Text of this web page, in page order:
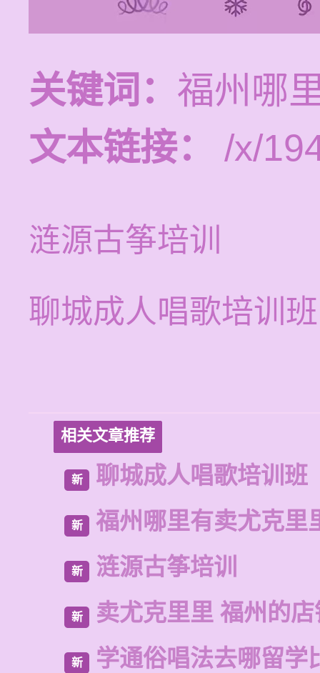
关键词： 福州哪
文本链接：
/x/
涟源古筝培训
聊城成人唱歌培训班
相关文章推荐
新 聊城成人唱歌培训班
新 福州哪里有卖尤克里
新 涟源古筝培训
新 卖尤克里里 福州的
新 学通俗唱法去哪留学